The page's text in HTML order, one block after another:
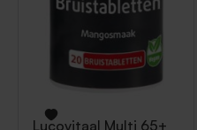
Lucovitaal Multi 65+